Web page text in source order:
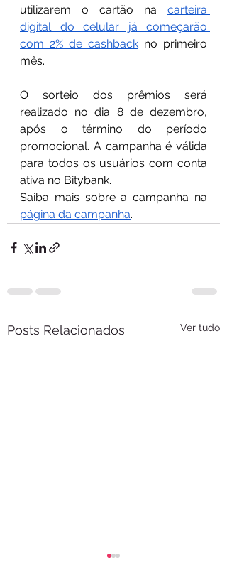
utilizarem o cartão na carteira
digital do celular já começarão
com 2% de cashback no primeiro
mês.
O sorteio dos prêmios será
realizado no dia 8 de dezembro,
após o término do período
promocional. A campanha é válida
para todos os usuários com conta
ativa no Bitybank.
página da campanha.
Posts Relacionados Ver tudo